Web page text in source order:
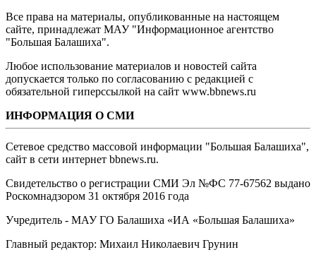
Все права на материалы, опубликованные на настоящем
сайте, принадлежат МАУ "Информационное агентство
"Большая Балашиха".
Любое использование материалов и новостей сайта
допускается только по согласованию с редакцией с
обязательной гиперссылкой на сайт www.bbnews.ru
ИНФОРМАЦИЯ О СМИ
Сетевое средство массовой информации "Большая Балашиха",
сайт в сети интернет bbnews.ru.
Свидетельство о регистрации СМИ Эл №ФС ‎77-67562 выдано
Роскомнадзором 31 октября 2016 года
Учредитель - МАУ ГО Балашиха «ИА «Большая Балашиха»
Главный редактор: Михаил Николаевич Грунин